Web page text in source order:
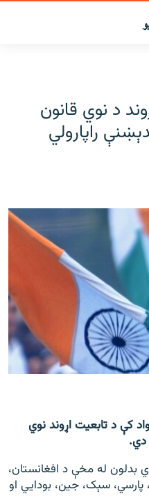
د نوي قانون
راپارولي
کې د تابعیت اړوند نوي
دي.
بدلون له مخې د افغانستان،
سېک، جین، بودایي او